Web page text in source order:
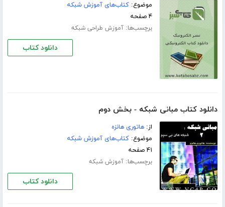
موضوع:کتاب‌های آموزش شبکه
۴ صفحه
برچسب‌ها:آموزش طراحی شبکه
دانلود کتاب
دانلود کتاب مبانی شبکه - بخش دوم
از:هاتوری هانزه
موضوع:کتاب‌های آموزش شبکه
۴۱ صفحه
برچسب‌ها:آموزش شبکه
دانلود کتاب